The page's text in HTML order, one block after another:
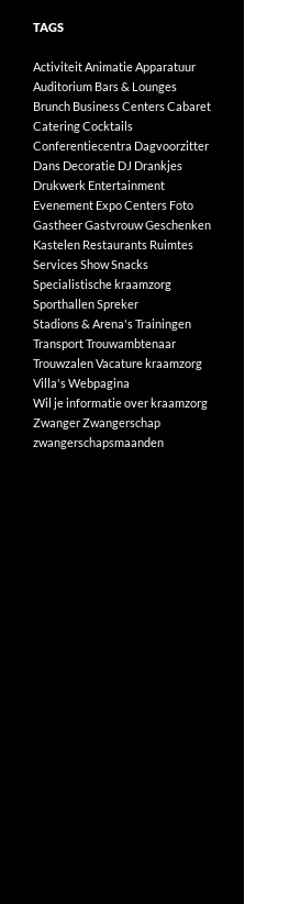
TAGS
ActiviteitAnimatieApparatuur
Auditorium Bars & Lounges
Brunch Business CentersCabaret
CateringCocktails
Conferentiecentra Dagvoorzitter
Dans Decoratie DJ Drankjes
Drukwerk Entertainment
Evenement Expo Centers Foto
GastheerGastvrouwGeschenken
Kastelen Restaurants Ruimtes
ServicesShowSnacks
Specialistische kraamzorg
SporthallenSpreker
Stadions & Arena'sTrainingen
TransportTrouwambtenaar
TrouwzalenVacature kraamzorg
Villa'sWebpagina
Wil je informatie over kraamzorg
ZwangerZwangerschap
zwangerschapsmaanden